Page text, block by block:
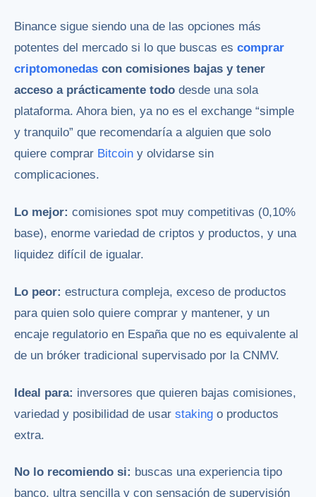
Binance sigue siendo una de las opciones más
potentes del mercado si lo que buscas es comprar
criptomonedas con comisiones bajas y tener
acceso a prácticamente todo desde una sola
plataforma. Ahora bien, ya no es el exchange “simple
y tranquilo” que recomendaría a alguien que solo
quiere comprar Bitcoin y olvidarse sin
complicaciones.
Lo mejor: comisiones spot muy competitivas (0,10%
base), enorme variedad de criptos y productos, y una
liquidez difícil de igualar.
Lo peor: estructura compleja, exceso de productos
para quien solo quiere comprar y mantener, y un
encaje regulatorio en España que no es equivalente al
de un bróker tradicional supervisado por la CNMV.
Ideal para: inversores que quieren bajas comisiones,
variedad y posibilidad de usar staking o productos
extra.
No lo recomiendo si: buscas una experiencia tipo
banco, ultra sencilla y con sensación de supervisión